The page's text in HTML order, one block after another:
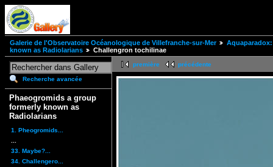
Galerie de l'Observatoire Océanologique de Villefranche-sur-Mer
known as Radiolarians
Challengron tochilinae
Recherche avancée
Phaeogromids a group
formerly known as
Radiolarians
1. Pheogromids...
33. Maybe?...
34. Challengero...
première précédente